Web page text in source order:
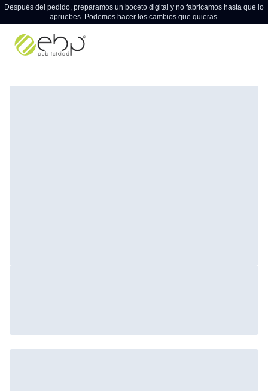
Después del pedido, preparamos un boceto digital y no fabricamos hasta que lo
apruebes. Podemos hacer los cambios que quieras.